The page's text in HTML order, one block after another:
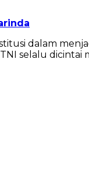
dalam
selalu dicintai